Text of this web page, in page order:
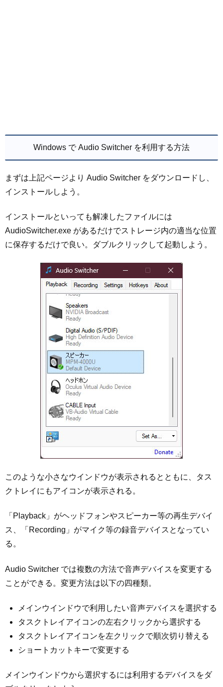
Windows で Audio Switcher を利用する方法
まずは上記ページより Audio Switcher をダウンロードし、
インストールしよう。
インストールといっても解凍したファイルには
AudioSwitcher.exe があるだけでストレージ内の適当な位置
に保存するだけで良い。ダブルクリックして起動しよう。
このような小さなウインドウが表示されるとともに、タス
クトレイにもアイコンが表示される。
「Playback」がヘッドフォンやスピーカー等の再生デバイ
ス、「Recording」がマイク等の録音デバイスとなってい
る。
Audio Switcher では複数の方法で音声デバイスを変更する
ことができる。変更方法は以下の四種類。
メインウインドウで利用したい音声デバイスを選択する
タスクトレイアイコンの左右クリックから選択する
タスクトレイアイコンを左クリックで順次切り替える
ショートカットキーで変更する
メインウインドウから選択するには利用するデバイスをダ